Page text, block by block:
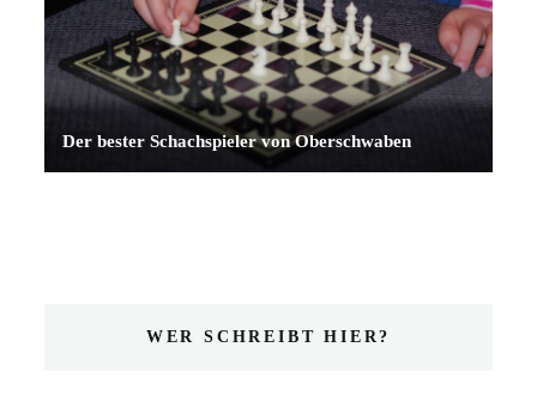
Der bester Schachspieler von Oberschwaben
WER SCHREIBT HIER?